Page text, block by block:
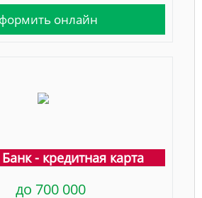
онлайн
- кредитная карта
до 700 000